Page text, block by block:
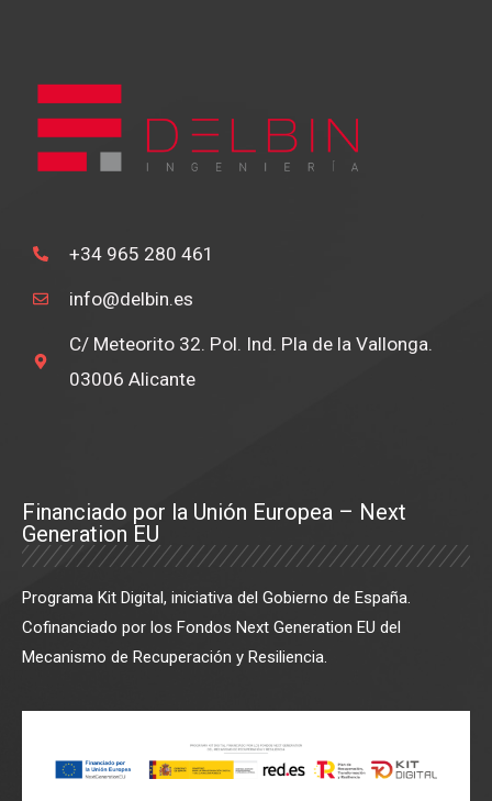
+34 965 280 461
info@delbin.es
C/ Meteorito 32. Pol. Ind. Pla de la Vallonga.
03006 Alicante
Financiado por la Unión Europea – Next
Generation EU
Programa Kit Digital, iniciativa del Gobierno de España.
Cofinanciado por los Fondos Next Generation EU del
Mecanismo de Recuperación y Resiliencia.